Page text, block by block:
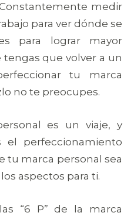
medir
para ver dónde se
para lograr mayor
tengas que volver a un
tu marca
no te preocupes.
es un viaje, y
perfeccionamiento
tu marca personal sea
aspectos para ti.
“6 P” de la marca